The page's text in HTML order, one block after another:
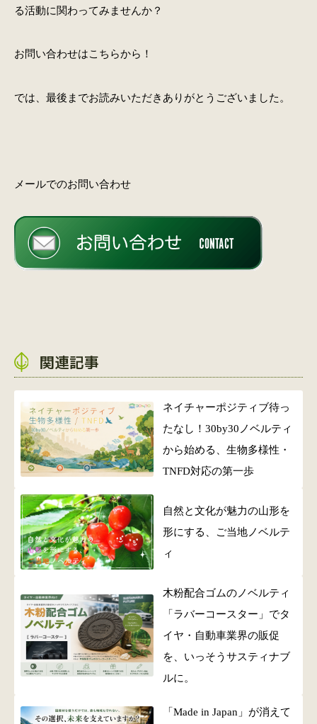
る活動に関わってみませんか？
お問い合わせはこちらから！
では、最後までお読みいただきありがとうございました。
メールでのお問い合わせ
関連記事
ネイチャーポジティブ待っ
たなし！30by30ノベルティ
から始める、生物多様性・
TNFD対応の第一歩
自然と文化が魅力の山形を
形にする、ご当地ノベルテ
ィ
木粉配合ゴムのノベルティ
「ラバーコースター」でタ
イヤ・自動車業界の販促
を、いっそうサスティナブ
ルに。
「Made in Japan」が消えて